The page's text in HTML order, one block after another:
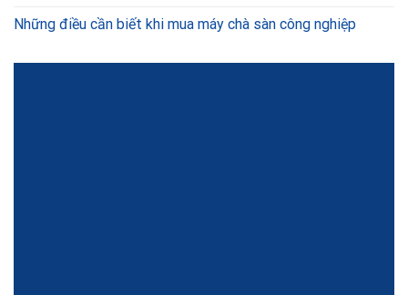
Những điều cần biết khi mua máy chà sàn công nghiệp